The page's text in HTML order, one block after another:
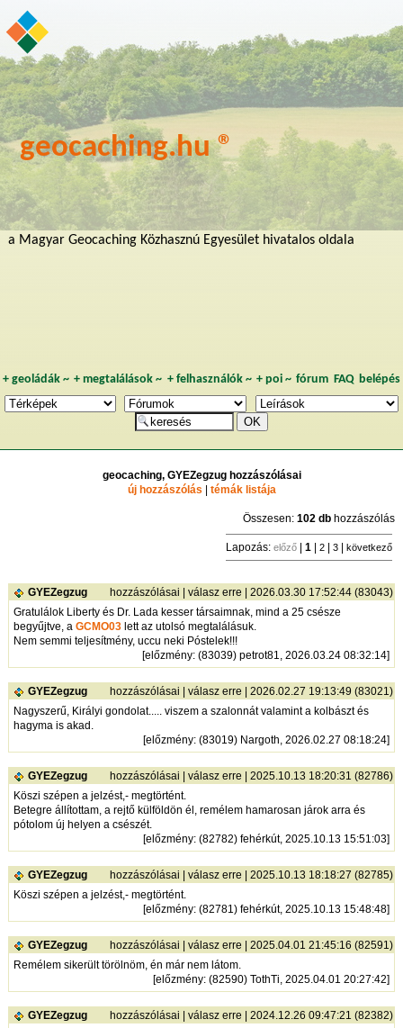
geocaching.hu ®
a Magyar Geocaching Közhasznú Egyesület hivatalos oldala
+ geoládák~ +megtalálások ~ + felhasználók~ + poi~ fórum FAQ belépés
geocaching, GYEZegzug hozzászólásai
új hozzászólás
témák listája
Összesen:102 db hozzászólás
Lapozás:előző |1 2 3 |következő
GYEZegzug hozzászólásai |válasz erre | 2026.03.30 17:52:44 (83043)
Gratulálok Liberty és Dr. Lada kesser társaimnak, mind a 25 csésze
begyűjtve, aGCMO03 lett az utolsó megtalálásuk.
Nem semmi teljesítmény, uccu neki Póstelek!!!
[előzmény: (83039) petrot81, 2026.03.24 08:32:14]
GYEZegzug hozzászólásai |válasz erre | 2026.02.27 19:13:49 (83021)
Nagyszerű, Királyi gondolat..... viszem a szalonnát valamint a kolbászt és
hagyma is akad.
[előzmény: (83019) Nargoth, 2026.02.27 08:18:24]
GYEZegzug hozzászólásai |válasz erre | 2025.10.13 18:20:31 (82786)
Köszi szépen a jelzést,- megtörtént.
Betegre állítottam, a rejtő külföldön él, remélem hamarosan járok arra és
pótolom új helyen a csészét.
[előzmény: (82782) fehérkút, 2025.10.13 15:51:03]
GYEZegzug hozzászólásai |válasz erre | 2025.10.13 18:18:27 (82785)
Köszi szépen a jelzést,- megtörtént.
[előzmény: (82781) fehérkút, 2025.10.13 15:48:48]
GYEZegzug hozzászólásai |válasz erre | 2025.04.01 21:45:16 (82591)
Remélem sikerült törölnöm, én már nem látom.
[előzmény: (82590) TothTi, 2025.04.01 20:27:42]
GYEZegzug hozzászólásai |válasz erre | 2024.12.26 09:47:21 (82382)